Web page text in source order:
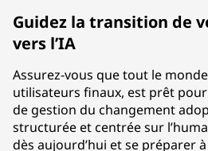
Guidez la transition de
vers l’IA
Assurez-vous que tout le
utilisateurs finaux, est prêt pour
de gestion du changement
structurée et centrée sur
dès aujourd’hui et se préparer à